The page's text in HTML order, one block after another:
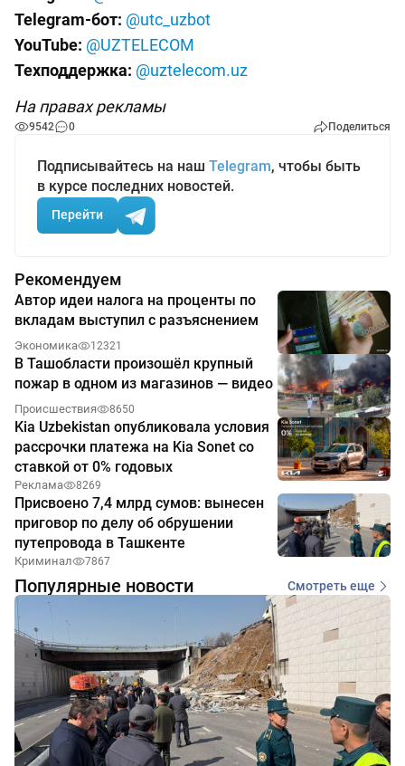
Telegram-бот: @utc_uzbot
YouTube: @UZTELECOM
Техподдержка: @uztelecom.uz
На правах рекламы
9542 0 Поделиться
Подписывайтесь на наш Telegram, чтобы быть
в курсе последних новостей.
Перейти
Рекомендуем
Автор идеи налога на проценты по
вкладам выступил с разъяснением
Экономика 12321
В Ташобласти произошёл крупный
пожар в одном из магазинов — видео
Происшествия 8650
Kia Uzbekistan опубликовала условия
рассрочки платежа на Kia Sonet со
ставкой от 0% годовых
Реклама 8269
Присвоено 7,4 млрд сумов: вынесен
приговор по делу об обрушении
путепровода в Ташкенте
Криминал 7867
Популярные новости Смотреть еще